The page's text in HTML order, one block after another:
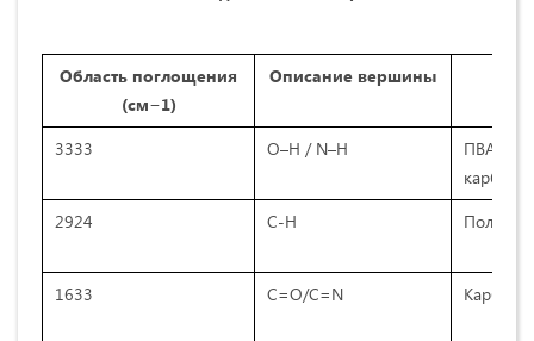
Область поглощения
(см−1)
Описание вершины
3333 O–H / N–H
ПВА,
2924
C-H
1633 C=O/C=N